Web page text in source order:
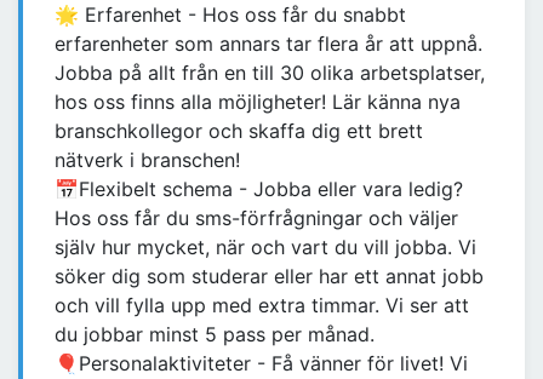
🌟 Erfarenhet - Hos oss får du snabbt
erfarenheter som annars tar flera år att uppnå.
Jobba på allt från en till 30 olika arbetsplatser,
hos oss finns alla möjligheter! Lär känna nya
branschkollegor och skaffa dig ett brett
nätverk i branschen!
📅Flexibelt schema - Jobba eller vara ledig?
Hos oss får du sms-förfrågningar och väljer
själv hur mycket, när och vart du vill jobba. Vi
söker dig som studerar eller har ett annat jobb
och vill fylla upp med extra timmar. Vi ser att
du jobbar minst 5 pass per månad.
🎈Personalaktiviteter - Få vänner för livet! Vi